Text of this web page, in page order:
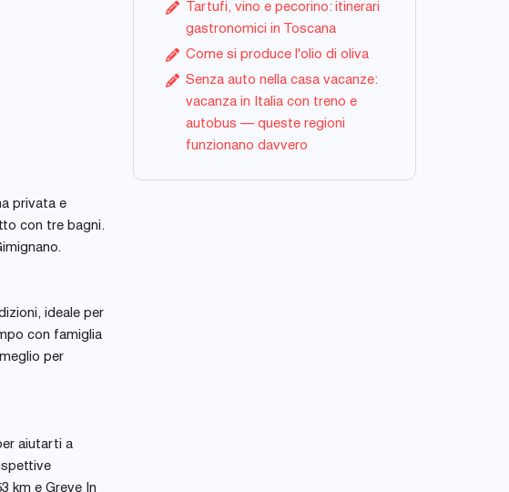
privata e
con tre bagni.
ideale per
con famiglia
per
aiutarti a
km e Greve In
Tartufi, vino e pecorino: itinerari
gastronomici in Toscana
Come si produce l'olio di oliva
Senza auto nella casa vacanze:
vacanza in Italia con treno e
autobus — queste regioni
funzionano davvero